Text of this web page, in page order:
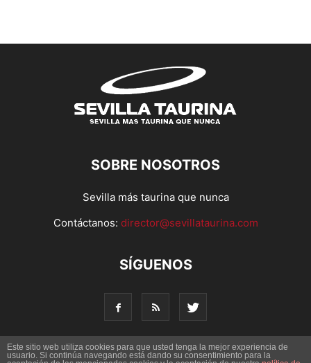
SOBRE NOSOTROS
Sevilla más taurina que nunca
Contáctanos: director@sevillataurina.com
SÍGUENOS
Este sitio web utiliza cookies para que usted tenga la mejor experiencia de
usuario. Si continúa navegando está dando su consentimiento para la